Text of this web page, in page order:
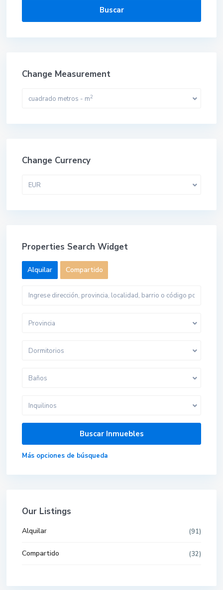
Buscar
Change Measurement
cuadrado metros - m2
Change Currency
EUR
Properties Search Widget
Alquilar Compartido
Provincia
Dormitorios
Baños
Inquilinos
Más opciones de búsqueda
Our Listings
Alquilar (91)
Compartido (32)